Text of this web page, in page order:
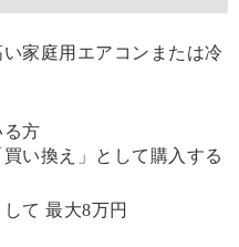
家庭用エアコンまたは冷
る方
い換え」として購入する
て 最大8万円